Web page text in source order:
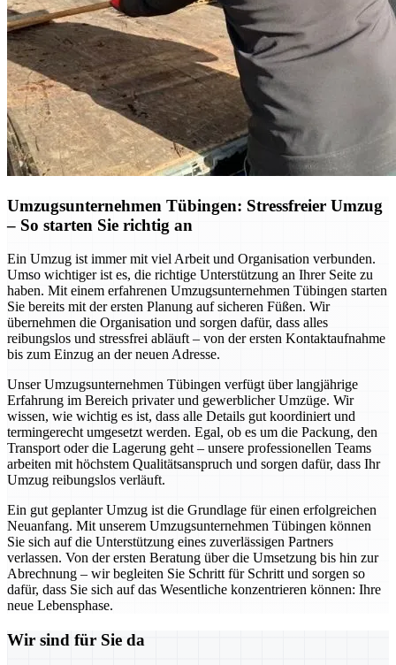
Umzugsunternehmen Tübingen: Stressfreier Umzug
– So starten Sie richtig an
Ein Umzug ist immer mit viel Arbeit und Organisation verbunden.
Umso wichtiger ist es, die richtige Unterstützung an Ihrer Seite zu
haben. Mit einem erfahrenen Umzugsunternehmen Tübingen starten
Sie bereits mit der ersten Planung auf sicheren Füßen. Wir
übernehmen die Organisation und sorgen dafür, dass alles
reibungslos und stressfrei abläuft – von der ersten Kontaktaufnahme
bis zum Einzug an der neuen Adresse.
Unser Umzugsunternehmen Tübingen verfügt über langjährige
Erfahrung im Bereich privater und gewerblicher Umzüge. Wir
wissen, wie wichtig es ist, dass alle Details gut koordiniert und
termingerecht umgesetzt werden. Egal, ob es um die Packung, den
Transport oder die Lagerung geht – unsere professionellen Teams
arbeiten mit höchstem Qualitätsanspruch und sorgen dafür, dass Ihr
Umzug reibungslos verläuft.
Ein gut geplanter Umzug ist die Grundlage für einen erfolgreichen
Neuanfang. Mit unserem Umzugsunternehmen Tübingen können
Sie sich auf die Unterstützung eines zuverlässigen Partners
verlassen. Von der ersten Beratung über die Umsetzung bis hin zur
Abrechnung – wir begleiten Sie Schritt für Schritt und sorgen so
dafür, dass Sie sich auf das Wesentliche konzentrieren können: Ihre
neue Lebensphase.
Wir sind für Sie da